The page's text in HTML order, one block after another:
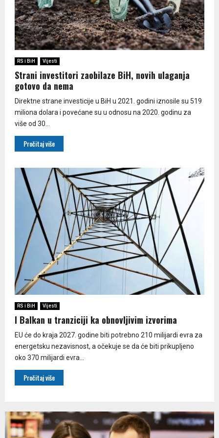
RS i BiH Vijesti
Strani investitori zaobilaze BiH, novih ulaganja
gotovo da nema
Direktne strane investicije u BiH u 2021. godini iznosile su 519
miliona dolara i povećane su u odnosu na 2020. godinu za
više od 30...
Pročitaj više
RS i BiH Vijesti
I Balkan u tranziciji ka obnovljivim izvorima
EU će do kraja 2027. godine biti potrebno 210 milijardi evra za
energetsku nezavisnost, a očekuje se da će biti prikupljeno
oko 370 milijardi evra...
Pročitaj više